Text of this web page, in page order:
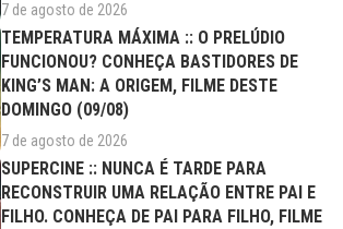
7 de agosto de 2026
TEMPERATURA MÁXIMA :: O PRELÚDIO
FUNCIONOU? CONHEÇA BASTIDORES DE
KING’S MAN: A ORIGEM, FILME DESTE
DOMINGO (09/08)
7 de agosto de 2026
SUPERCINE :: NUNCA É TARDE PARA
RECONSTRUIR UMA RELAÇÃO ENTRE PAI E
FILHO. CONHEÇA DE PAI PARA FILHO, FILME